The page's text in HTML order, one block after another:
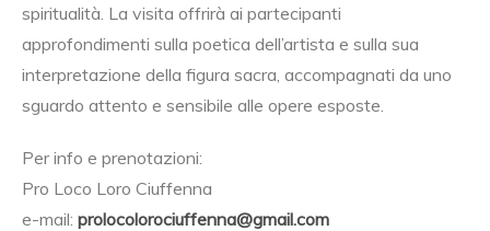
spiritualità. La visita offrirà ai partecipanti
approfondimenti sulla poetica dell’artista e sulla sua
interpretazione della figura sacra, accompagnati da uno
sguardo attento e sensibile alle opere esposte.
Per info e prenotazioni:
Pro Loco Loro Ciuffenna
e-mail: prolocolorociuffenna@gmail.com